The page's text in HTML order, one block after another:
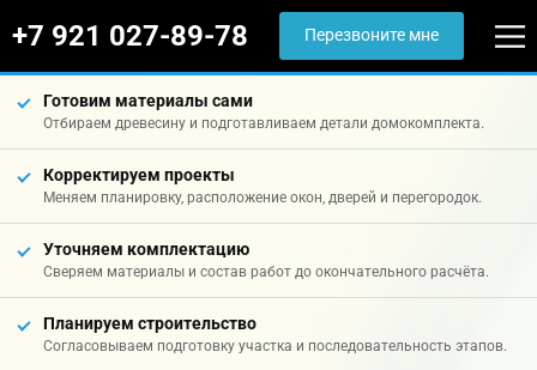
+7 921 027-89-78 Перезвоните мне
Готовим материалы сами
Отбираем древесину и подготавливаем детали домокомплекта.
Корректируем проекты
Меняем планировку, расположение окон, дверей и перегородок.
Уточняем комплектацию
Сверяем материалы и состав работ до окончательного расчёта.
Планируем строительство
Согласовываем подготовку участка и последовательность этапов.